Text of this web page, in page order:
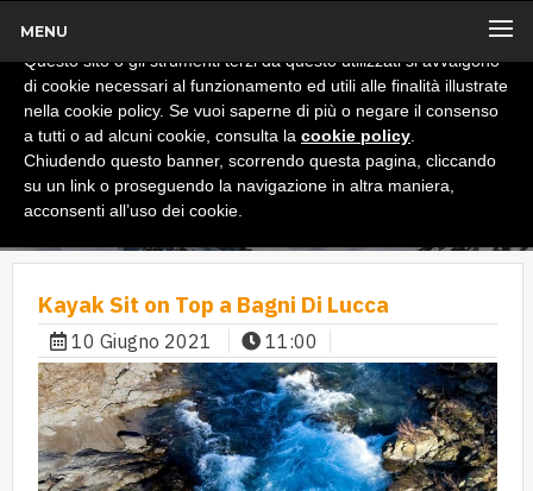
MENU
Kayak Sit on Top a Bagni Di Lucca
10 Giugno 2021 11:00
x
Informativa
Questo sito o gli strumenti terzi da questo utilizzati si avvalgono
di cookie necessari al funzionamento ed utili alle finalità illustrate
nella cookie policy. Se vuoi saperne di più o negare il consenso
a tutti o ad alcuni cookie, consulta la cookie policy
Chiudendo questo banner, scorrendo questa pagina, cliccando
su un link o proseguendo la navigazione in altra maniera,
acconsenti all’uso dei cookie.